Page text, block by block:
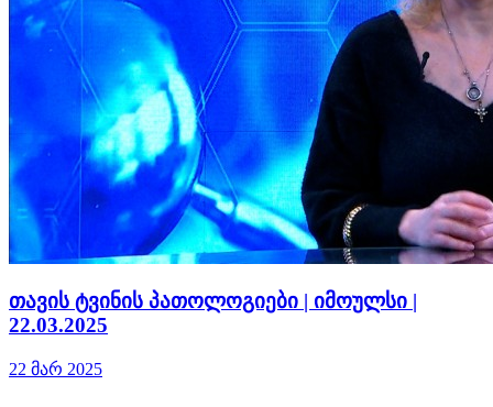
თავის ტვინის პათოლოგიები | იმოულსი |
22.03.2025
22 მარ 2025